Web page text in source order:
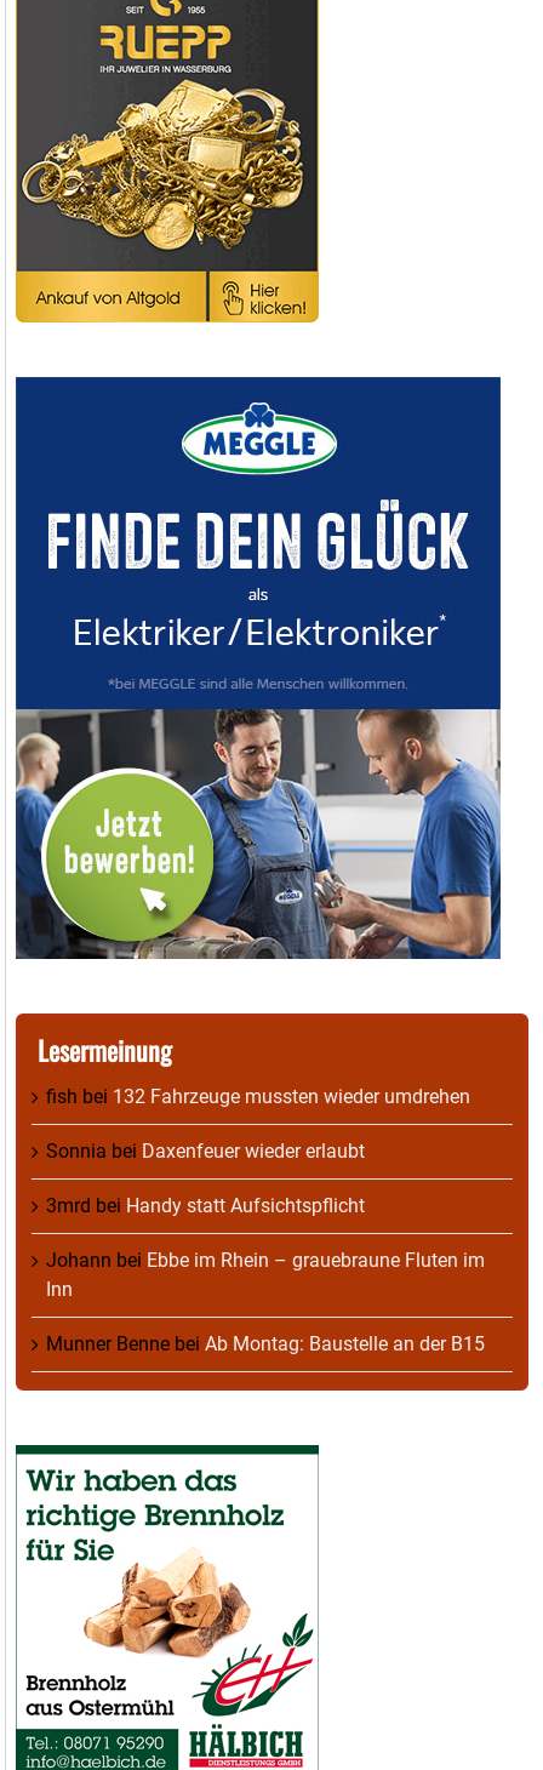
Lesermeinung
fish bei 132 Fahrzeuge mussten wieder umdrehen
Sonnia bei Daxenfeuer wieder erlaubt
3mrd bei Handy statt Aufsichtspflicht
Johann bei Ebbe im Rhein – grauebraune Fluten im
Inn
Munner Benne bei Ab Montag: Baustelle an der B15